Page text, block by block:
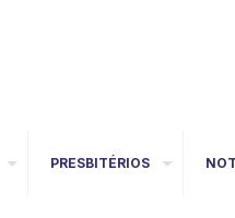
PRESBITÉRIOS